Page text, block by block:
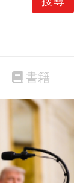
書籍